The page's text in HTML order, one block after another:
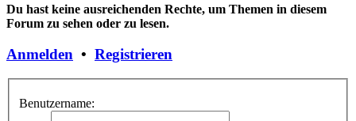
Du hast keine ausreichenden Rechte, um Themen in diesem
Forum zu sehen oder zu lesen.
Anmelden • Registrieren
Benutzername: